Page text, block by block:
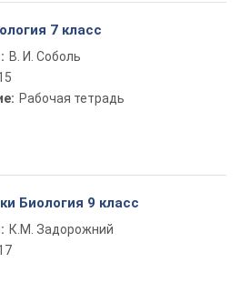
7 класс
В. И. Соболь
Рабочая тетрадь
Биология 9 класс
К.М. Задорожний